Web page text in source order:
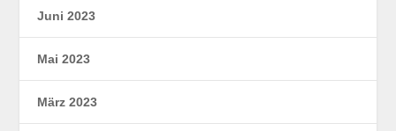
Juni 2023
Mai 2023
März 2023